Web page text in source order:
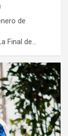
de
Final de…